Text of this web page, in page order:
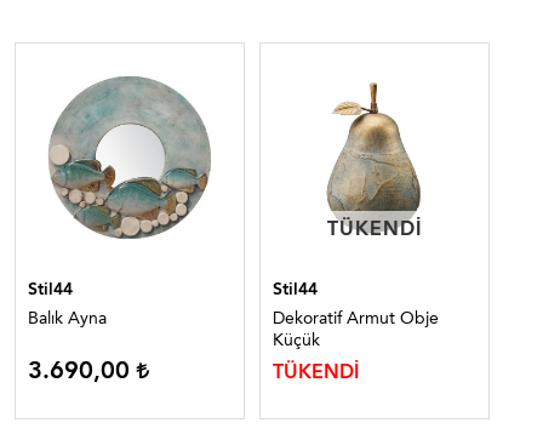
Stil44
Balık Ayna
3.690,00
TÜKENDI
TÜKENDI
Stil44
Dekoratif Armut Obje
Küçük
TÜKENDİ